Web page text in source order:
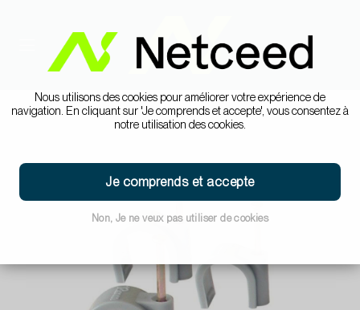
Nous utilisons des cookies pour améliorer votre expérience de
navigation. En cliquant sur 'Je comprends et accepte', vous consentez à
notre utilisation des cookies.
Je comprends et accepte
Non, Je ne veux pas utiliser de cookies